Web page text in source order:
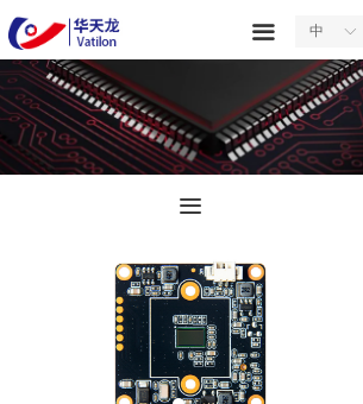
끀
首页
关于我们
产品中心
ꀅ
中
끀